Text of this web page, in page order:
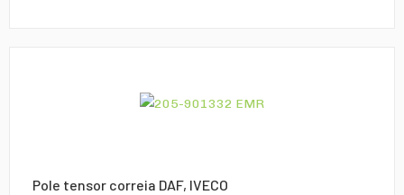
Pole tensor correia DAF, IVECO